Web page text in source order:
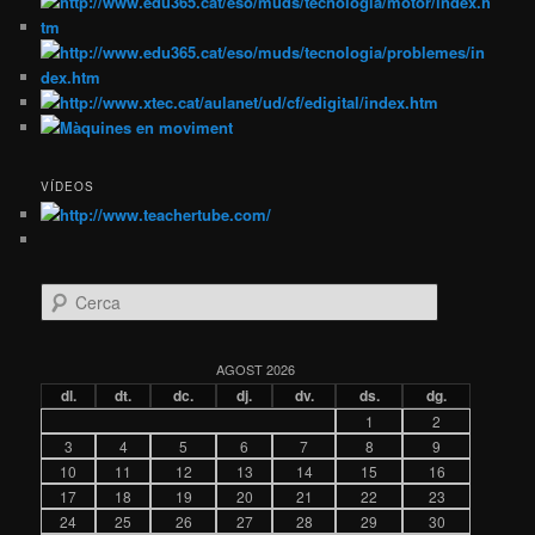
VÍDEOS
e
a
AGOST 2026
dl. dt. dc. dj. dv. ds. dg.
1
2
3
4 5 6 7 8
9
10
11 12 13 14 15
16
17
18 19 20 21 22
23
24
25 26 27 28 29 30